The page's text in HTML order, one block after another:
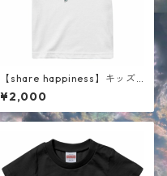
【share happiness】キッズ
半袖Tシャツ ホワイト
¥2,000